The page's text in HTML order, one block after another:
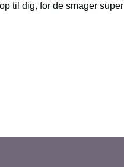
til dig, for de smager